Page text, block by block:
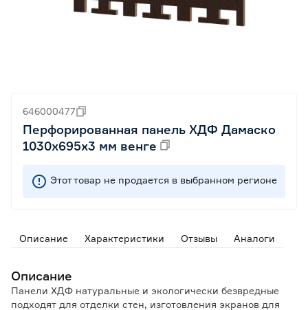
646000477
Перфорированная панель ХДФ Дамаско
1030х695х3 мм венге
Этот товар не продается в выбранном регионе
Описание Характеристики Отзывы Аналоги
Описание
Панели ХДФ натуральные и экологически безвредные
подходят для отделки стен, изготовления экранов для